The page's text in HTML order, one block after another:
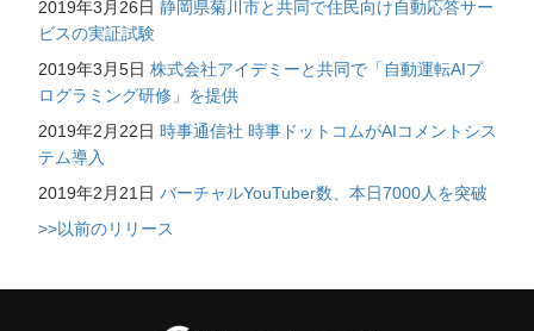
2019年3月26日 静岡県菊川市と共同で住民向け自動応答サー
ビスの実証試験
2019年3月5日 株式会社アイデミーと共同で「自動運転AIプ
ログラミング研修」を提供
2019年2月22日 時事通信社 時事ドットコムがAIコメントシス
テム導入
2019年2月21日 バーチャルYouTuber数、本日7000人を突破
>>以前のリリース